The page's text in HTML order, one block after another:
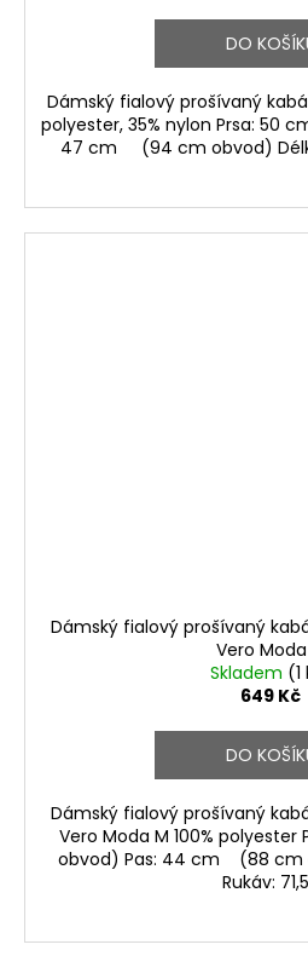
DO
Dámský fialový prošívaný
polyester, 35% nylon Prsa: 50
47 cm (94 cm obvod)
Dámský fialový prošívaný
Vero
Skladem (1
649 Kč
DO
Dámský fialový prošívaný
Vero Moda M 100%
obvod) Pas: 44 cm (88 cm
Rukáv: